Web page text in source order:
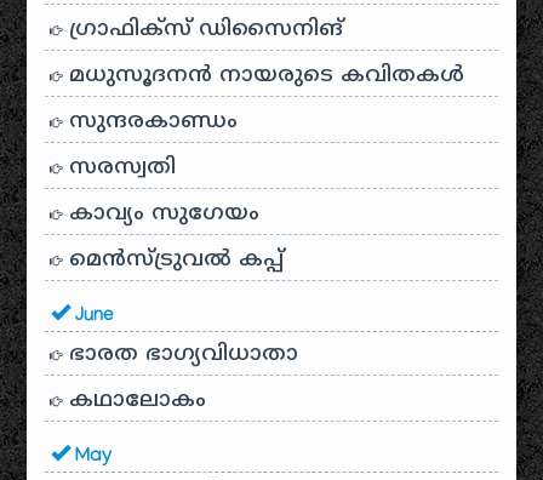
ഗ്രാഫിക്സ് ഡിസൈനിങ്
മധുസൂദനൻ നായരുടെ കവിതകൾ
സുന്ദരകാണ്ഡം
സരസ്വതി
കാവ്യം സുഗേയം
മെന്‍സ്ട്രുവല്‍ കപ്പ്
June
ഭാരത ഭാഗ്യവിധാതാ
കഥാലോകം
May